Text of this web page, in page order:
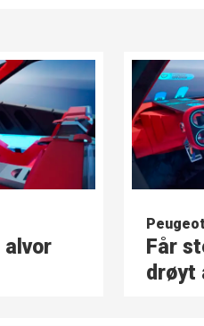
alvor
Får
drøyt